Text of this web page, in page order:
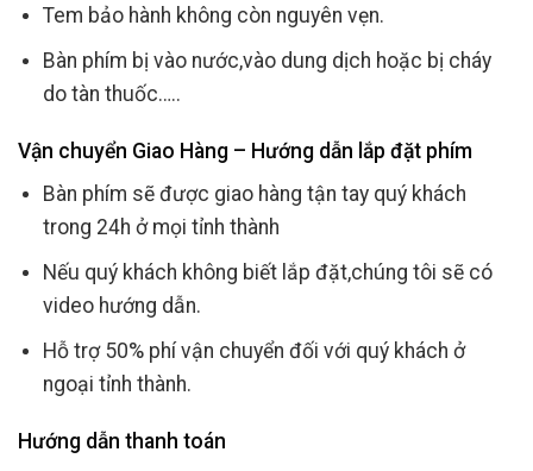
Tem bảo hành không còn nguyên vẹn.
Bàn phím bị vào nước,vào dung dịch hoặc bị cháy
do tàn thuốc…..
Vận chuyển Giao Hàng – Hướng dẫn lắp đặt phím
Bàn phím sẽ được giao hàng tận tay quý khách
trong 24h ở mọi tỉnh thành
Nếu quý khách không biết lắp đặt,chúng tôi sẽ có
video hướng dẫn.
Hỗ trợ 50% phí vận chuyển đối với quý khách ở
ngoại tỉnh thành.
Hướng dẫn thanh toán